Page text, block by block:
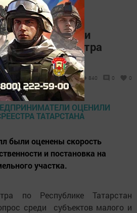
услуг Росреестра
2022 - 11:11 840 0 0
были оценены скорость
и постановка на
участка.
по Республике Татарстан
среди субъектов малого и